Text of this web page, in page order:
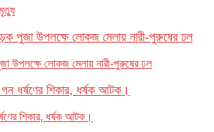
উপলক্ষে লোকজ মেলায় নারী-পুরুষের ঢল
শিকার, ধর্ষক আটক।